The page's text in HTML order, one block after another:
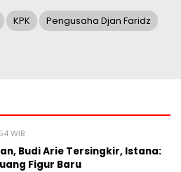
KPK Pengusaha Djan Faridz
WIB
Budi Arie Tersingkir, Istana:
Figur Baru